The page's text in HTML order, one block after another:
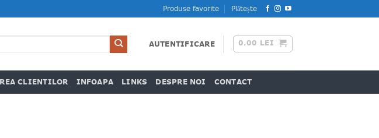
Produse favorite Plătește
AUTENTIFICARE 0.00 LEI
CLIENTILOR INFOAPA LINKS DESPRE NOI CONTACT